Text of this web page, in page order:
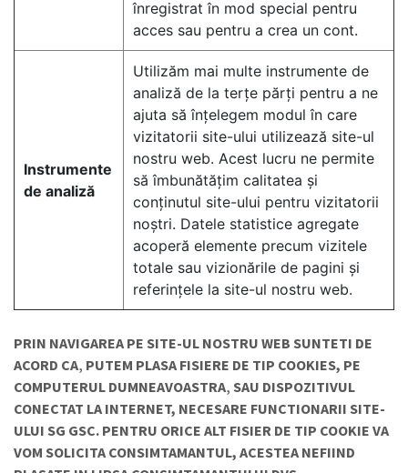
înregistrat în mod special pentru
acces sau pentru a crea un cont.
Instrumente
de analiză
Utilizăm mai multe instrumente de
analiză de la terțe părți pentru a ne
ajuta să înțelegem modul în care
vizitatorii site-ului utilizează site-ul
nostru web. Acest lucru ne permite
să îmbunătățim calitatea și
conținutul site-ului pentru vizitatorii
noștri. Datele statistice agregate
acoperă elemente precum vizitele
totale sau vizionările de pagini și
referințele la site-ul nostru web.
PRIN NAVIGAREA PE SITE-UL NOSTRU WEB SUNTETI DE
ACORD CA‚ PUTEM PLASA FISIERE DE TIP COOKIES, PE
COMPUTERUL DUMNEAVOASTRA‚ SAU DISPOZITIVUL
CONECTAT LA INTERNET, NECESARE FUNCTIONARII SITE-
ULUI SG GSC. PENTRU ORICE ALT FISIER DE TIP COOKIE VA
VOM SOLICITA CONSIMTAMANTUL, ACESTEA NEFIIND